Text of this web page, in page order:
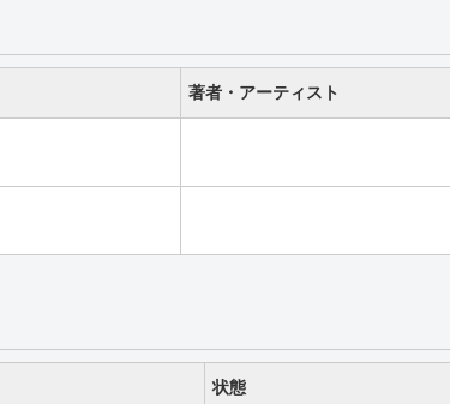
著者・アーティスト
状態